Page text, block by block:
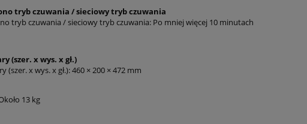
tryb czuwania / sieciowy tryb czuwania
tryb czuwania / sieciowy tryb czuwania: Po mniej więcej 10 minutach
(szer. x wys. x gł.)
(szer. x wys. x gł.): 460 × 200 × 472 mm
13 kg